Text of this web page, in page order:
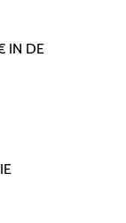
IN DE